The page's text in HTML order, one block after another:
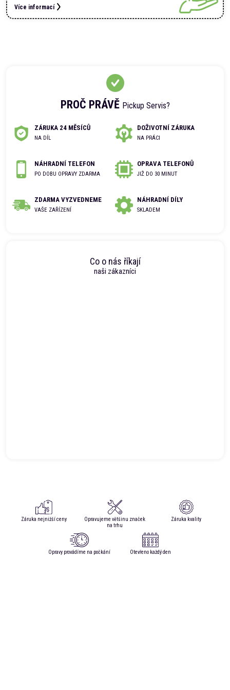
PROČ PRÁVĚ Pickup Servis?
ZÁRUKA 24 MĚSÍCŮ
NA DÍL
DOŽIVOTNÍ ZÁRUKA
NA PRÁCI
NÁHRADNÍ TELEFON
PO DOBU OPRAVY ZDARMA
OPRAVA TELEFONŮ
JIŽ DO 30 MINUT
ZDARMA VYZVEDNEME
VAŠE ZAŘÍZENÍ
NÁHRADNÍ DÍLY
SKLADEM
Co o nás říkají
naši zákazníci
Více informací
Záruka nejnižší ceny
Opravujeme většinu značek
na trhu
Záruka kvality
Opravy provádíme na počkání Otevřeno každý den